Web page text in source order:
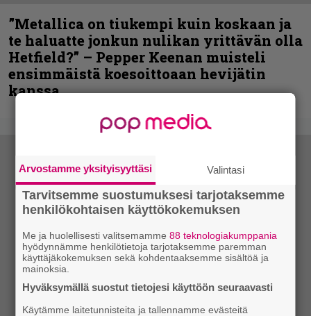
”Metallica on tiukempi kuin koskaan ja
te haluatte jonkun nulikan yrittävän olla
Hetfield?” – Pepper Keenan muisteli
ensimmäistä koesoittoaan hevijätin
kanssa
Arvostamme yksityisyyttäsi Valintasi
Tarvitsemme suostumuksesi tarjotaksemme
henkilökohtaisen käyttökokemuksen
Me ja huolellisesti valitsemamme88 teknologiakumppania
hyödynnämme henkilötietoja tarjotaksemme paremman
käyttäjäkokemuksen sekä kohdentaaksemme sisältöä ja
mainoksia.
Hyväksymällä suostut tietojesi käyttöön seuraavasti
Käytämme laitetunnisteita ja tallennamme evästeitä